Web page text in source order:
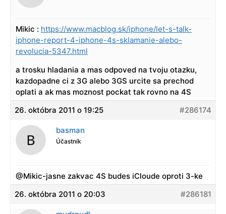
Mikic : https://www.macblog.sk/iphone/let-s-talk-
iphone-report-4-iphone-4s-sklamanie-alebo-
revolucia-5347.html
a trosku hladania a mas odpoved na tvoju otazku,
kazdopadne ci z 3G alebo 3GS urcite sa prechod
oplati a ak mas moznost pockat tak rovno na 4S
26. októbra 2011 o 19:25
#286174
basman
Účastník
@Mikic-jasne zakvac 4S budes iCloude oproti 3-ke
26. októbra 2011 o 20:03
#286181